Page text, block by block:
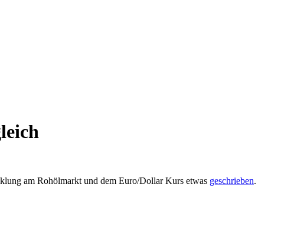
am Rohölmarkt und dem Euro/Dollar Kurs etwas geschrieben.